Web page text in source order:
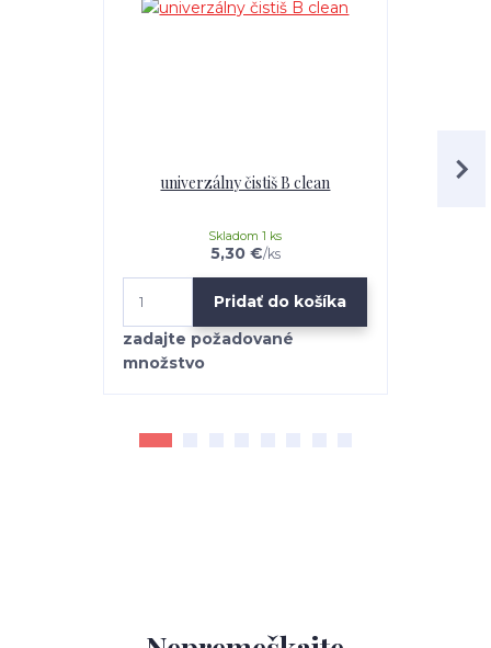
univerzálny čistiš B clean
5,30 €/ks
Skladom 1 ks
Pridať do košíka